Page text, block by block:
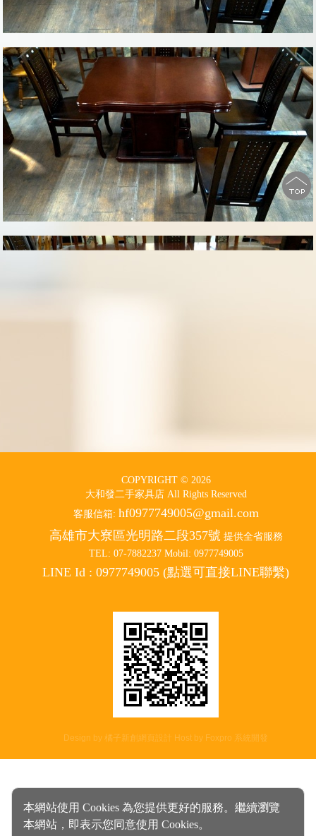
本網站使用 Cookies 為您提供更好的服務。繼續瀏覽
本網站，即表示您同意使用 Cookies。
COPYRIGHT © 2026
大和發二手家具店 All Rights Reserved
客服信箱: hf0977749005@gmail.com
高雄市大寮區光明路二段357號提供全省服務
TEL: 07-7882237 Mobil: 0977749005
LINE Id : 0977749005 (點選可直接LINE聯繫)
Design by 橘子新創網頁設計 Host by Foxpro 系統開發